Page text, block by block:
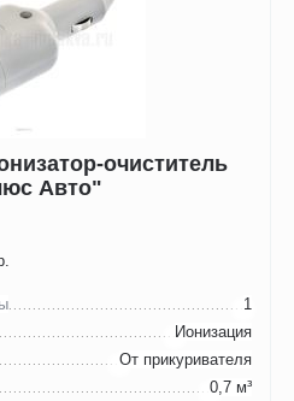
очиститель
Авто"
1
Ионизация
От прикуривателя
0,7 м³